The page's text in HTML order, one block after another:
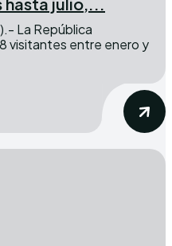
La República
visitantes entre enero y